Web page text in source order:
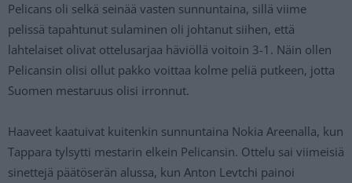
Pelicans oli selkä seinää vasten sunnuntaina, sillä viime
pelissä tapahtunut sulaminen oli johtanut siihen, että
lahtelaiset olivat ottelusarjaa häviöllä voitoin 3-1. Näin ollen
Pelicansin olisi ollut pakko voittaa kolme peliä putkeen, jotta
Suomen mestaruus olisi irronnut.
Haaveet kaatuivat kuitenkin sunnuntaina Nokia Areenalla, kun
Tappara tylsytti mestarin elkein Pelicansin. Ottelu sai viimeisiä
sinettejä päätöserän alussa, kun Anton Levtchi painoi